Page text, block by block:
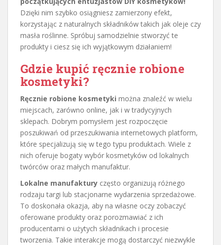
Dzięki nim szybko osiągniesz zamierzony efekt,
korzystając z naturalnych składników takich jak oleje czy
masła roślinne. Spróbuj samodzielnie stworzyć te
produkty i ciesz się ich wyjątkowym działaniem!
Gdzie kupić ręcznie robione
kosmetyki?
Ręcznie robione kosmetyki można znaleźć w wielu
miejscach, zarówno online, jak i w tradycyjnych
sklepach. Dobrym pomysłem jest rozpoczęcie
poszukiwań od przeszukiwania internetowych platform,
które specjalizują się w tego typu produktach. Wiele z
nich oferuje bogaty wybór kosmetyków od lokalnych
twórców oraz małych manufaktur.
Lokalne manufaktury często organizują różnego
rodzaju targi lub stacjonarne wydarzenia sprzedażowe.
To doskonała okazja, aby na własne oczy zobaczyć
oferowane produkty oraz porozmawiać z ich
producentami o użytych składnikach i procesie
tworzenia. Takie interakcje mogą dostarczyć niezwykle